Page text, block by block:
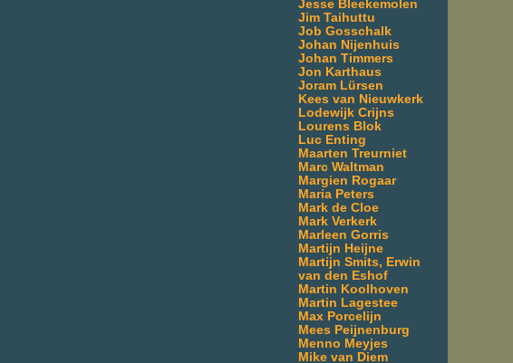
Jesse Bleekemolen
Jim Taihuttu
Job Gosschalk
Johan Nijenhuis
Johan Timmers
Jon Karthaus
Joram Lürsen
Kees van Nieuwkerk
Lodewijk Crijns
Lourens Blok
Luc Enting
Maarten Treurniet
Marc Waltman
Margien Rogaar
Maria Peters
Mark de Cloe
Mark Verkerk
Marleen Gorris
Martijn Heijne
Martijn Smits, Erwin
van den Eshof
Martin Koolhoven
Martin Lagestee
Max Porcelijn
Mees Peijnenburg
Menno Meyjes
Mike van Diem